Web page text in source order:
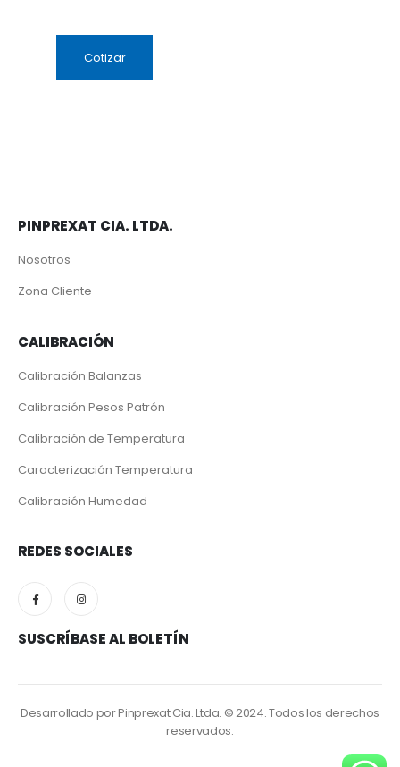
Cotizar
PINPREXAT CIA. LTDA.
Nosotros
Zona Cliente
CALIBRACIÓN
Calibración Balanzas
Calibración Pesos Patrón
Calibración de Temperatura
Caracterización Temperatura
Calibración Humedad
REDES SOCIALES
SUSCRÍBASE AL BOLETÍN
Desarrollado por Pinprexat Cia. Ltda. © 2024. Todos los derechos
reservados.